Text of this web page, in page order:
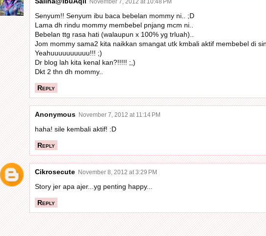
Senyum!! Senyum ibu baca bebelan mommy ni.. ;D
Lama dh rindu mommy membebel pnjang mcm ni..
Bebelan ttg rasa hati (walaupun x 100% yg trluah)..
Jom mommy sama2 kita naikkan smangat utk kmbali aktif membebel di
Yeahuuuuuuuuuu!!! ;)
Dr blog lah kita kenal kan?!!!!! ;,)
Dkt 2 thn dh mommy..
Reply
Anonymous November 7, 2012 at 11:14 PM
haha! sile kembali aktif! :D
Reply
Cikrosecute November 8, 2012 at 3:29 PM
Story jer apa ajer...yg penting happy...
Reply